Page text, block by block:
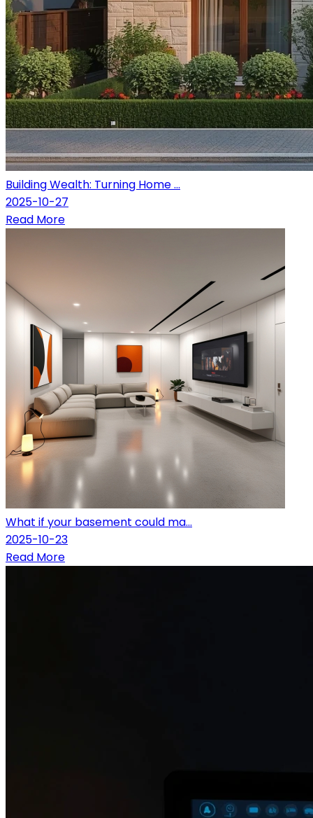
Building Wealth: Turning Home ...
2025-10-27
Read More
What if your basement could ma...
2025-10-23
Read More